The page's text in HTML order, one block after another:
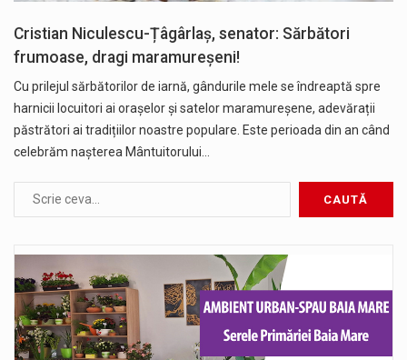
Cristian Niculescu-Țâgârlaș, senator: Sărbători
frumoase, dragi maramureșeni!
Cu prilejul sărbătorilor de iarnă, gândurile mele se îndreaptă spre
harnicii locuitori ai orașelor și satelor maramureșene, adevărații
păstrători ai tradițiilor noastre populare. Este perioada din an când
celebrăm nașterea Mântuitorului…